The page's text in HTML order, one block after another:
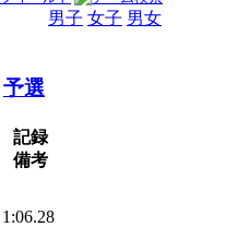
男子 女子 男女
予選
記録
備考
1:06.28